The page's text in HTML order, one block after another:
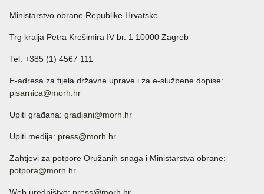
Ministarstvo obrane Republike Hrvatske
Trg kralja Petra Krešimira IV br. 1 10000 Zagreb
Tel: +385 (1) 4567 111
E-adresa za tijela državne uprave i za e-službene dopise:
pisarnica@morh.hr
Upiti građana: gradjani@morh.hr
Upiti medija: press@morh.hr
Zahtjevi za potpore Oružanih snaga i Ministarstva obrane:
potpora@morh.hr